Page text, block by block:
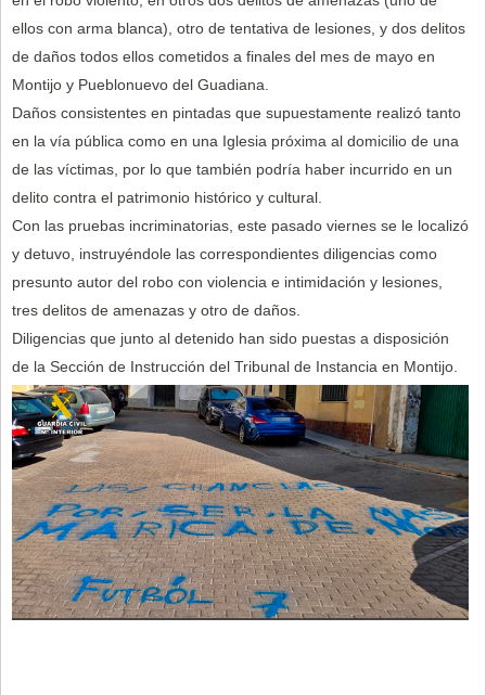
ellos con arma blanca), otro de tentativa de lesiones, y dos delitos
de daños todos ellos cometidos a finales del mes de mayo en
Montijo y Pueblonuevo del Guadiana.
Daños consistentes en pintadas que supuestamente realizó tanto
en la vía pública como en una Iglesia próxima al domicilio de una
de las víctimas, por lo que también podría haber incurrido en un
delito contra el patrimonio histórico y cultural.
Con las pruebas incriminatorias, este pasado viernes se le localizó
y detuvo, instruyéndole las correspondientes diligencias como
presunto autor del robo con violencia e intimidación y lesiones,
tres delitos de amenazas y otro de daños.
Diligencias que junto al detenido han sido puestas a disposición
de la Sección de Instrucción del Tribunal de Instancia en Montijo.